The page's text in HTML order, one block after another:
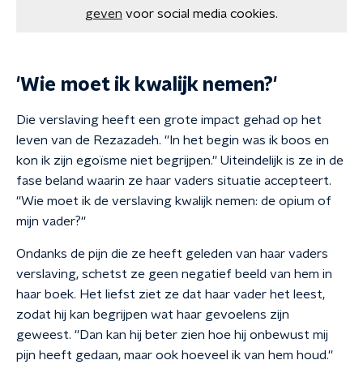
geven voor social media cookies.
'Wie moet ik kwalijk nemen?'
Die verslaving heeft een grote impact gehad op het
leven van de Rezazadeh. ''In het begin was ik boos en
kon ik zijn egoïsme niet begrijpen.'' Uiteindelijk is ze in de
fase beland waarin ze haar vaders situatie accepteert.
''Wie moet ik de verslaving kwalijk nemen: de opium of
mijn vader?''
Ondanks de pijn die ze heeft geleden van haar vaders
verslaving, schetst ze geen negatief beeld van hem in
haar boek. Het liefst ziet ze dat haar vader het leest,
zodat hij kan begrijpen wat haar gevoelens zijn
geweest. ''Dan kan hij beter zien hoe hij onbewust mij
pijn heeft gedaan, maar ook hoeveel ik van hem houd.''